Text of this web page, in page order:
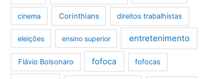
cinema Corinthians direitos trabalhistas
eleições ensino superior entretenimento
Flávio Bolsonaro fofoca fofocas